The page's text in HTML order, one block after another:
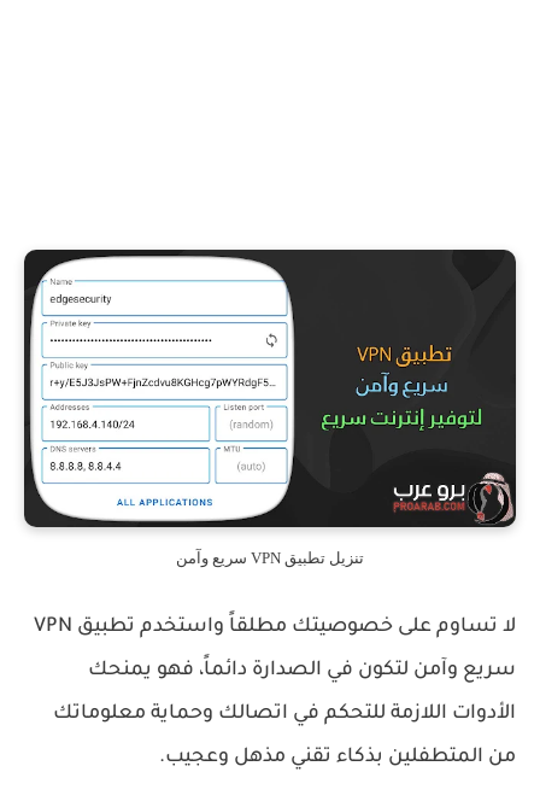
تنزيل تطبيق VPN سريع وآمن
لا تساوم على خصوصيتك مطلقاً واستخدم تطبيق VPN
سريع وآمن لتكون في الصدارة دائماً، فهو يمنحك
الأدوات اللازمة للتحكم في اتصالك وحماية معلوماتك
من المتطفلين بذكاء تقني مذهل وعجيب.